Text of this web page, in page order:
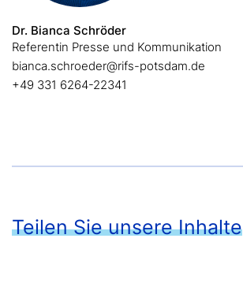
Dr. Bianca Schröder
Referentin Presse und Kommunikation
bianca.schroeder@rifs-potsdam.de
+49 331 6264-22341
Teilen Sie unsere Inhalte